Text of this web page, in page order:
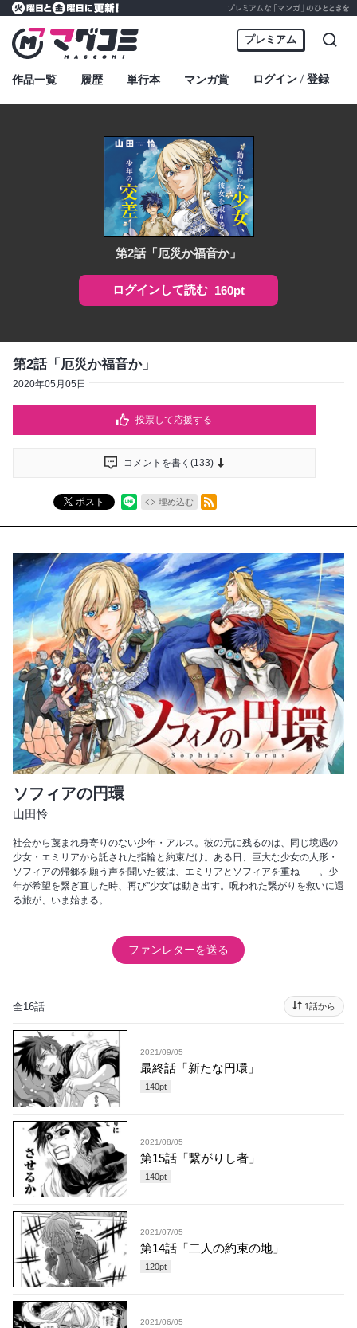
マグコミ – Mag Garden Comic Online
プレミアムな「マンガ」のひとときを
火曜日と金曜日に更新！
プレミアム
作品一覧 履歴 単行本 マンガ賞 ログイン ・
登録
検索
第2話「厄災か福音か」
ログインして読む 160pt
第2話「厄災か福音か」
2020年05月05日
投票して応援する
コメントを書く(133)
ポスト 埋め込む
RSSフィード
ソフィアの円環
山田怜
社会から蔑まれ身寄りのない少年・アルス。彼の元に残るのは、同じ境遇の
少女・エミリアから託された指輪と約束だけ。ある日、巨大な少女の人形・
ソフィアの帰郷を願う声を聞いた彼は、エミリアとソフィアを重ね――。少
年が希望を繋ぎ直した時、再び"少女"は動き出す。呪われた繋がりを救いに還
る旅が、いま始まる。
ファンレターを送る
全16話 1話から
2021/09/05
最終話「新たな円環」
140pt
2021/08/05
第15話「繋がりし者」
140pt
2021/07/05
第14話「二人の約束の地」
120pt
2021/06/05